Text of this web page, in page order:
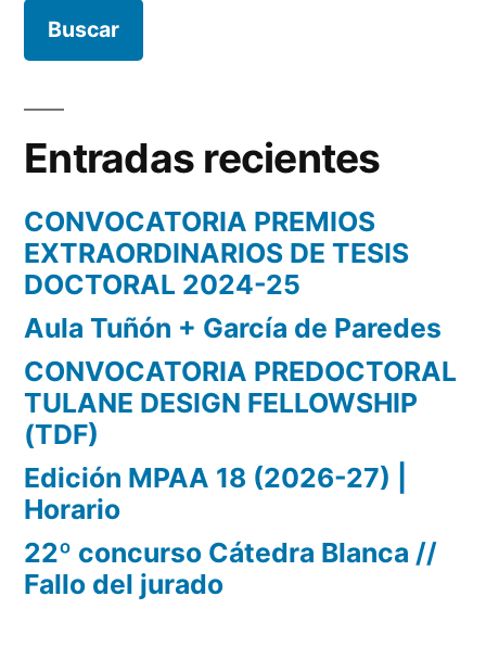
Entradas recientes
CONVOCATORIA PREMIOS
EXTRAORDINARIOS DE TESIS
DOCTORAL 2024-25
Aula Tuñón + García de Paredes
CONVOCATORIA PREDOCTORAL
TULANE DESIGN FELLOWSHIP
(TDF)
Edición MPAA 18 (2026-27) |
Horario
22º concurso Cátedra Blanca //
Fallo del jurado